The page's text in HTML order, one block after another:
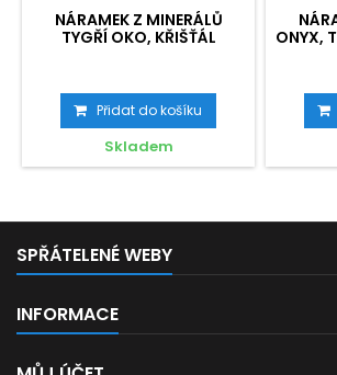
NÁRAMEK Z MINERÁLŮ
TYGŘÍ OKO, KŘIŠŤÁL
Přidat do košíku
Skladem
ONYX,
SPŘÁTELENÉ WEBY
INFORMACE